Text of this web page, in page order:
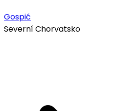
Gospić
Severní Chorvatsko